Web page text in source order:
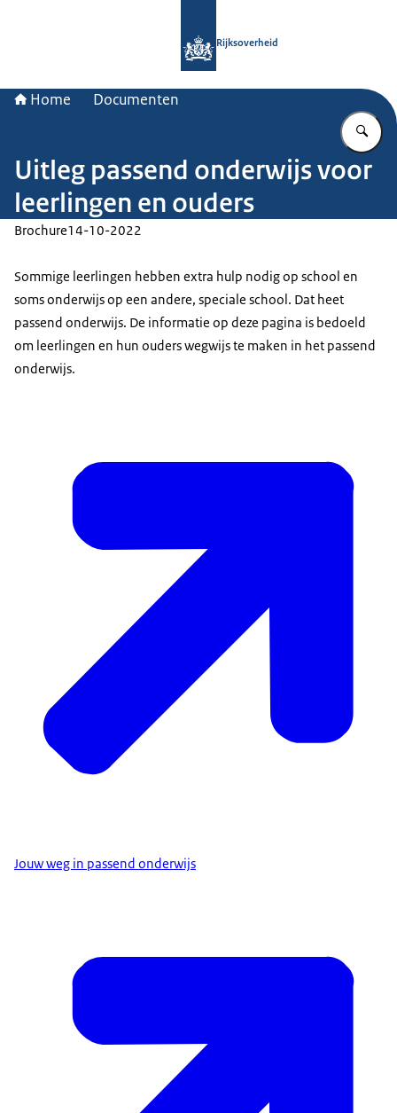
Rijksoverheid
Home Documenten
Uitleg passend onderwijs voor
leerlingen en ouders
Brochure14-10-2022
Sommige leerlingen hebben extra hulp nodig op school en
soms onderwijs op een andere, speciale school. Dat heet
passend onderwijs. De informatie op deze pagina is bedoeld
om leerlingen en hun ouders wegwijs te maken in het passend
onderwijs.
Jouw weg in passend onderwijs